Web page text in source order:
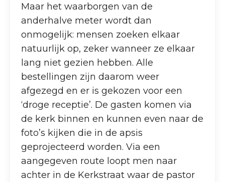
Maar het waarborgen van de
anderhalve meter wordt dan
onmogelijk: mensen zoeken elkaar
natuurlijk op, zeker wanneer ze elkaar
lang niet gezien hebben. Alle
bestellingen zijn daarom weer
afgezegd en er is gekozen voor een
‘droge receptie’. De gasten komen via
de kerk binnen en kunnen even naar de
foto’s kijken die in de apsis
geprojecteerd worden. Via een
aangegeven route loopt men naar
achter in de Kerkstraat waar de pastor